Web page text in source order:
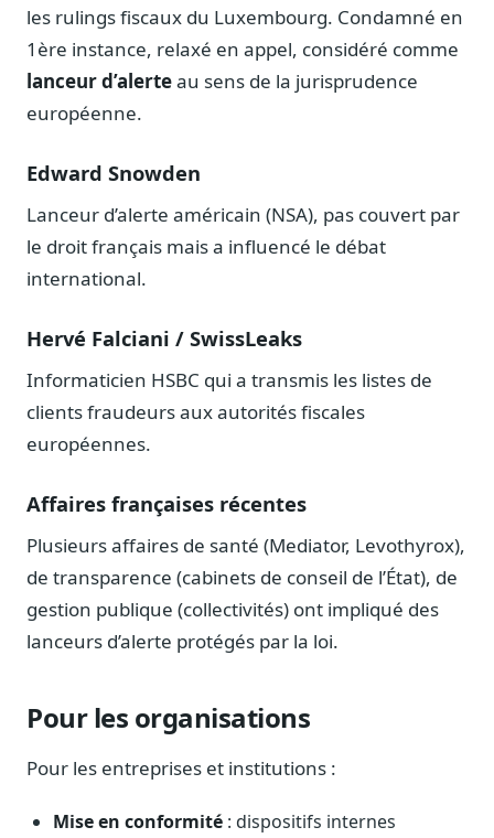
les rulings fiscaux du Luxembourg. Condamné en
1ère instance, relaxé en appel, considéré comme
lanceur d’alerteau sens de la jurisprudence
européenne.
Edward Snowden
Lanceur d’alerte américain (NSA), pas couvert par
le droit français mais a influencé le débat
international.
Hervé Falciani / SwissLeaks
Informaticien HSBC qui a transmis les listes de
clients fraudeurs aux autorités fiscales
européennes.
Affaires françaises récentes
Plusieurs affaires de santé (Mediator, Levothyrox),
de transparence (cabinets de conseil de l’État), de
gestion publique (collectivités) ont impliqué des
lanceurs d’alerte protégés par la loi.
Pour les organisations
Pour les entreprises et institutions :
Mise en conformité : dispositifs internes